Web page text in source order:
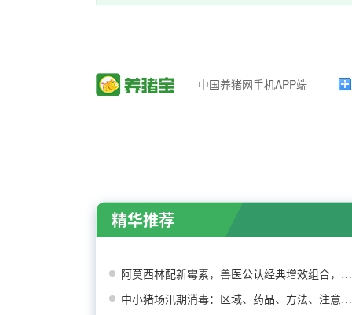
中国养猪网手机APP端
精华推荐
阿莫西林配新霉素，兽医公认经典增效组合，效果
中小猪场汛期消毒：区域、药品、方法、注意事项